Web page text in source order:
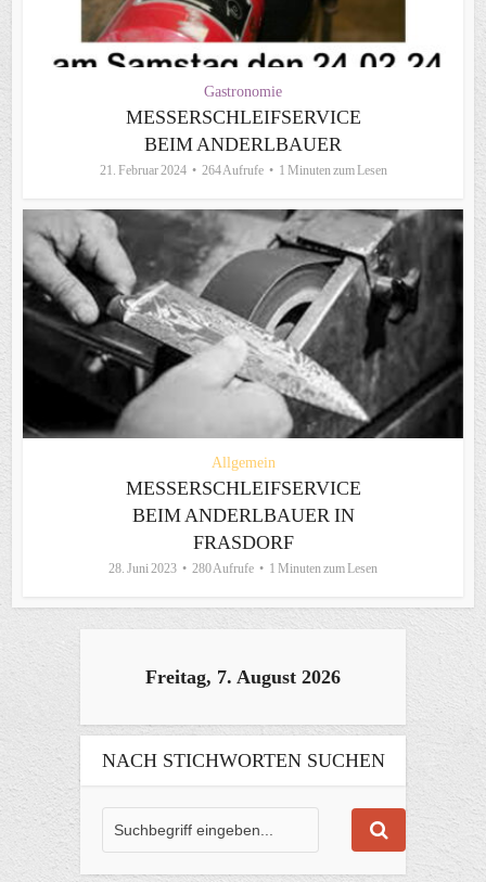
Gastronomie
MESSERSCHLEIFSERVICE
BEIM ANDERLBAUER
21. Februar 2024 264 Aufrufe 1 Minuten zum Lesen
Allgemein
MESSERSCHLEIFSERVICE
BEIM ANDERLBAUER IN
FRASDORF
28. Juni 2023 280 Aufrufe 1 Minuten zum Lesen
Freitag, 7. August 2026
NACH STICHWORTEN SUCHEN